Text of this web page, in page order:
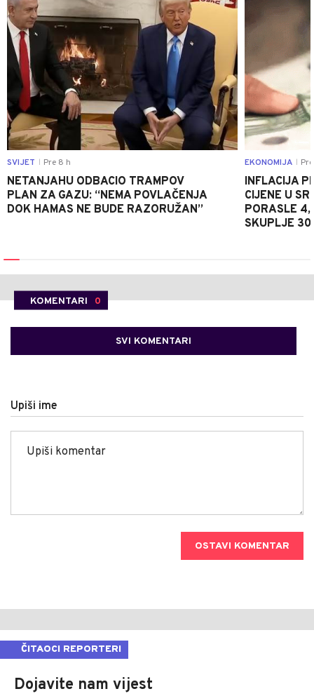
SVIJET Pre 8 h
NETANJAHU ODBACIO TRAMPOV
PLAN ZA GAZU: “NEMA POVLAČENJA
DOK HAMAS NE BUDE RAZORUŽAN”
EKONOMIJA
INFLACIJA
CIJENE U
PORASLE
SKUPLJE 30
KOMENTARI 0
SVI KOMENTARI
Upiši ime
OSTAVI KOMENTAR
ČITAOCI REPORTERI
Dojavite nam vijest